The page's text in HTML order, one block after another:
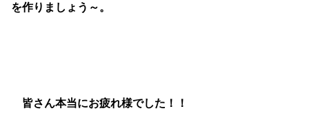
を作りましょう～。
皆さん本当にお疲れ様でした！！